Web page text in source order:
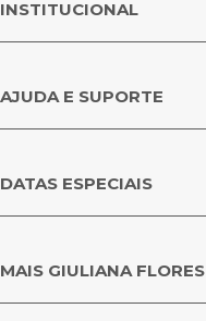
INSTITUCIONAL
AJUDA E SUPORTE
DATAS ESPECIAIS
MAIS GIULIANA FLORES